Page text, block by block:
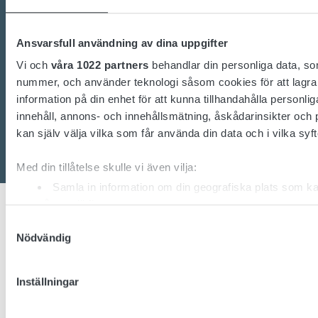
Ansvarsfull användning av dina uppgifter
Vi och våra 1022 partners behandlar din personliga data,
nummer, och använder teknologi såsom cookies för att
information på din enhet för att kunna tillhandahålla
innehåll, annons- och innehållsmätning, åskådarinsikter och
kan själv välja vilka som får använda din data och i vilka
Med din tillåtelse skulle vi även vilja:
Samla in information om din geografiska plats som
(fingeravtryck)
preferenser i
som helst från cookie-förklaringen.
Nödvändig
Inställningar
Vårt engagerade team av experter är redo att
hjälpa dig.
Kontakta oss
industriella litiumjonbatterier, batteriladdare, DC/DC-